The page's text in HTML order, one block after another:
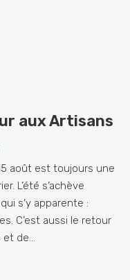
aux Artisans
août est toujours une
L’été s’achève
s’y apparente :
C’est aussi le retour
de...